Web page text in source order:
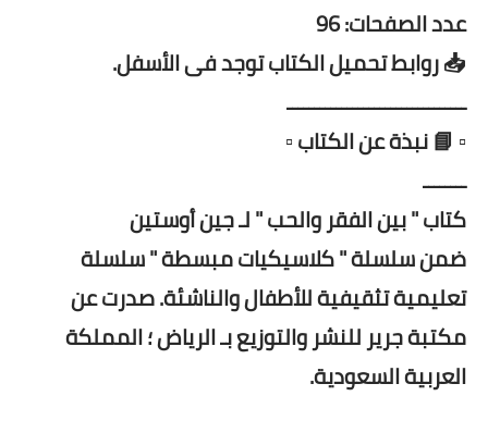
عدد الصفحات: 96
📥 روابط تحميل الكتاب توجد فى الأسفل.
ـــــــــــــــــــــــــــــــــ
▫️ 📘 نبذة عن الكتاب ▫️
ــــــــ
كتاب " بين الفقر والحب " لـ جين أوستين
ضمن سلسلة " كلاسيكيات مبسطة " سلسلة
تعليمية تثقيفية للأطفال والناشئة. صدرت عن
مكتبة جرير للنشر والتوزيع بـ الرياض ؛ المملكة
العربية السعودية.